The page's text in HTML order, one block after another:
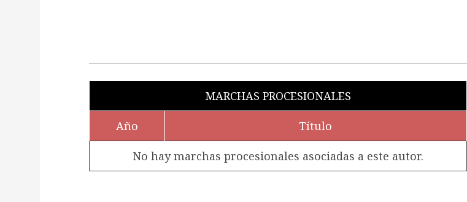
MARCHAS PROCESIONALES
Año Título
No hay marchas procesionales asociadas a este autor.